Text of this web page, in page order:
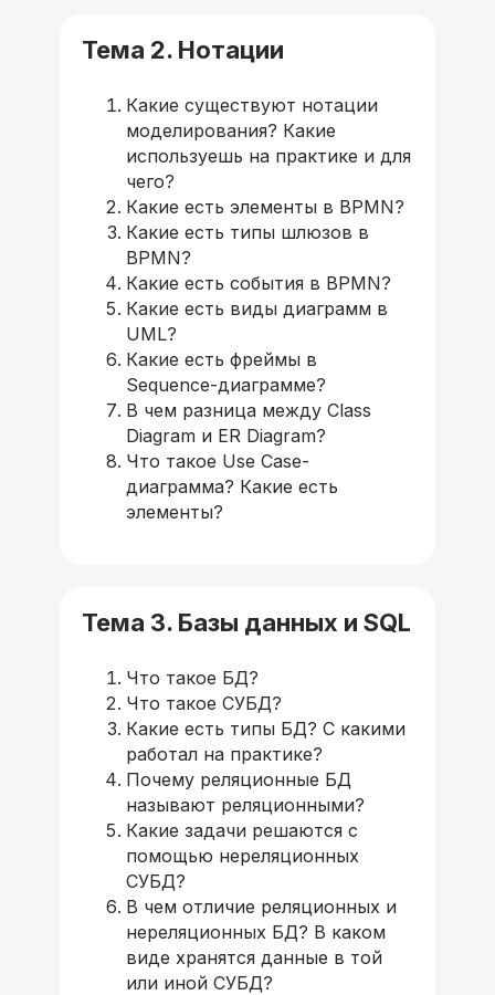
Тема 2. Нотации
Какие существуют нотации
моделирования? Какие
используешь на практике и для
чего?
Какие есть элементы в BPMN?
Какие есть типы шлюзов в
BPMN?
Какие есть события в BPMN?
Какие есть виды диаграмм в
UML?
Какие есть фреймы в
Sequence-диаграмме?
В чем разница между Class
Diagram и ER Diagram?
Что такое Use Case-
диаграмма? Какие есть
элементы?
Тема 3. Базы данных и SQL
Что такое БД?
Что такое СУБД?
Какие есть типы БД? С какими
работал на практике?
Почему реляционные БД
называют реляционными?
Какие задачи решаются с
помощью нереляционных
СУБД?
В чем отличие реляционных и
нереляционных БД? В каком
виде хранятся данные в той
или иной СУБД?